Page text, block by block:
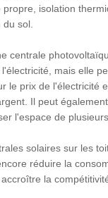
propre, isolation
sol.
centrale
mais elle
le prix de l'électricité
Il peut
l'espace de
solaires sur les
réduire la
la